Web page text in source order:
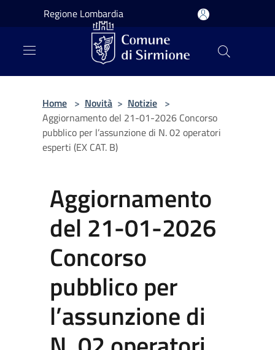
Salta al contenuto principale
Regione Lombardia
Home > Novità > Notizie >
Aggiornamento del 21-01-2026 Concorso
pubblico per l’assunzione di N. 02 operatori
esperti (EX CAT. B)
Aggiornamento
del 21-01-2026
Concorso
pubblico per
l’assunzione di